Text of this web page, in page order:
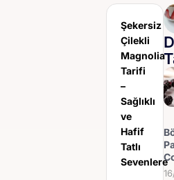
Şekersiz
Çilekli
Magnolia
Tarifi
–
Sağlıklı
ve
Hafif
Tatlı
Sevenlere